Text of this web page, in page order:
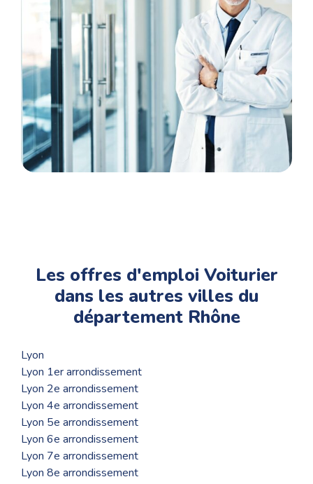
prise de poste..
Les offres d'emploi Voiturier
dans les autres villes du
département Rhône
Lyon
Lyon 1er arrondissement
Lyon 2e arrondissement
Lyon 4e arrondissement
Lyon 5e arrondissement
Lyon 6e arrondissement
Lyon 7e arrondissement
Lyon 8e arrondissement